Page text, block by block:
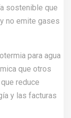
sostenible que
no emite gases
para agua
que otros
reduce
y las facturas